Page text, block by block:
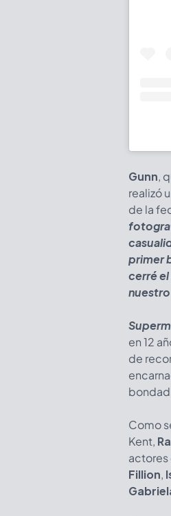
Gunn,
realizó
de la
primer
cerré
en 12
de
bondad
Como
Kent,
actores
Fillion,